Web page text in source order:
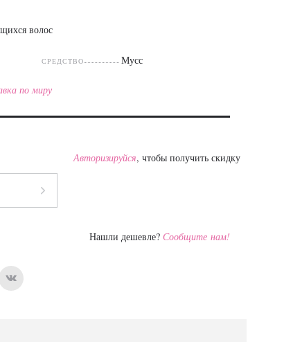
волос
СРЕДСТВО Мусс
по миру
Авторизируйся, чтобы получить скидку
Нашли дешевле? Сообщите нам!